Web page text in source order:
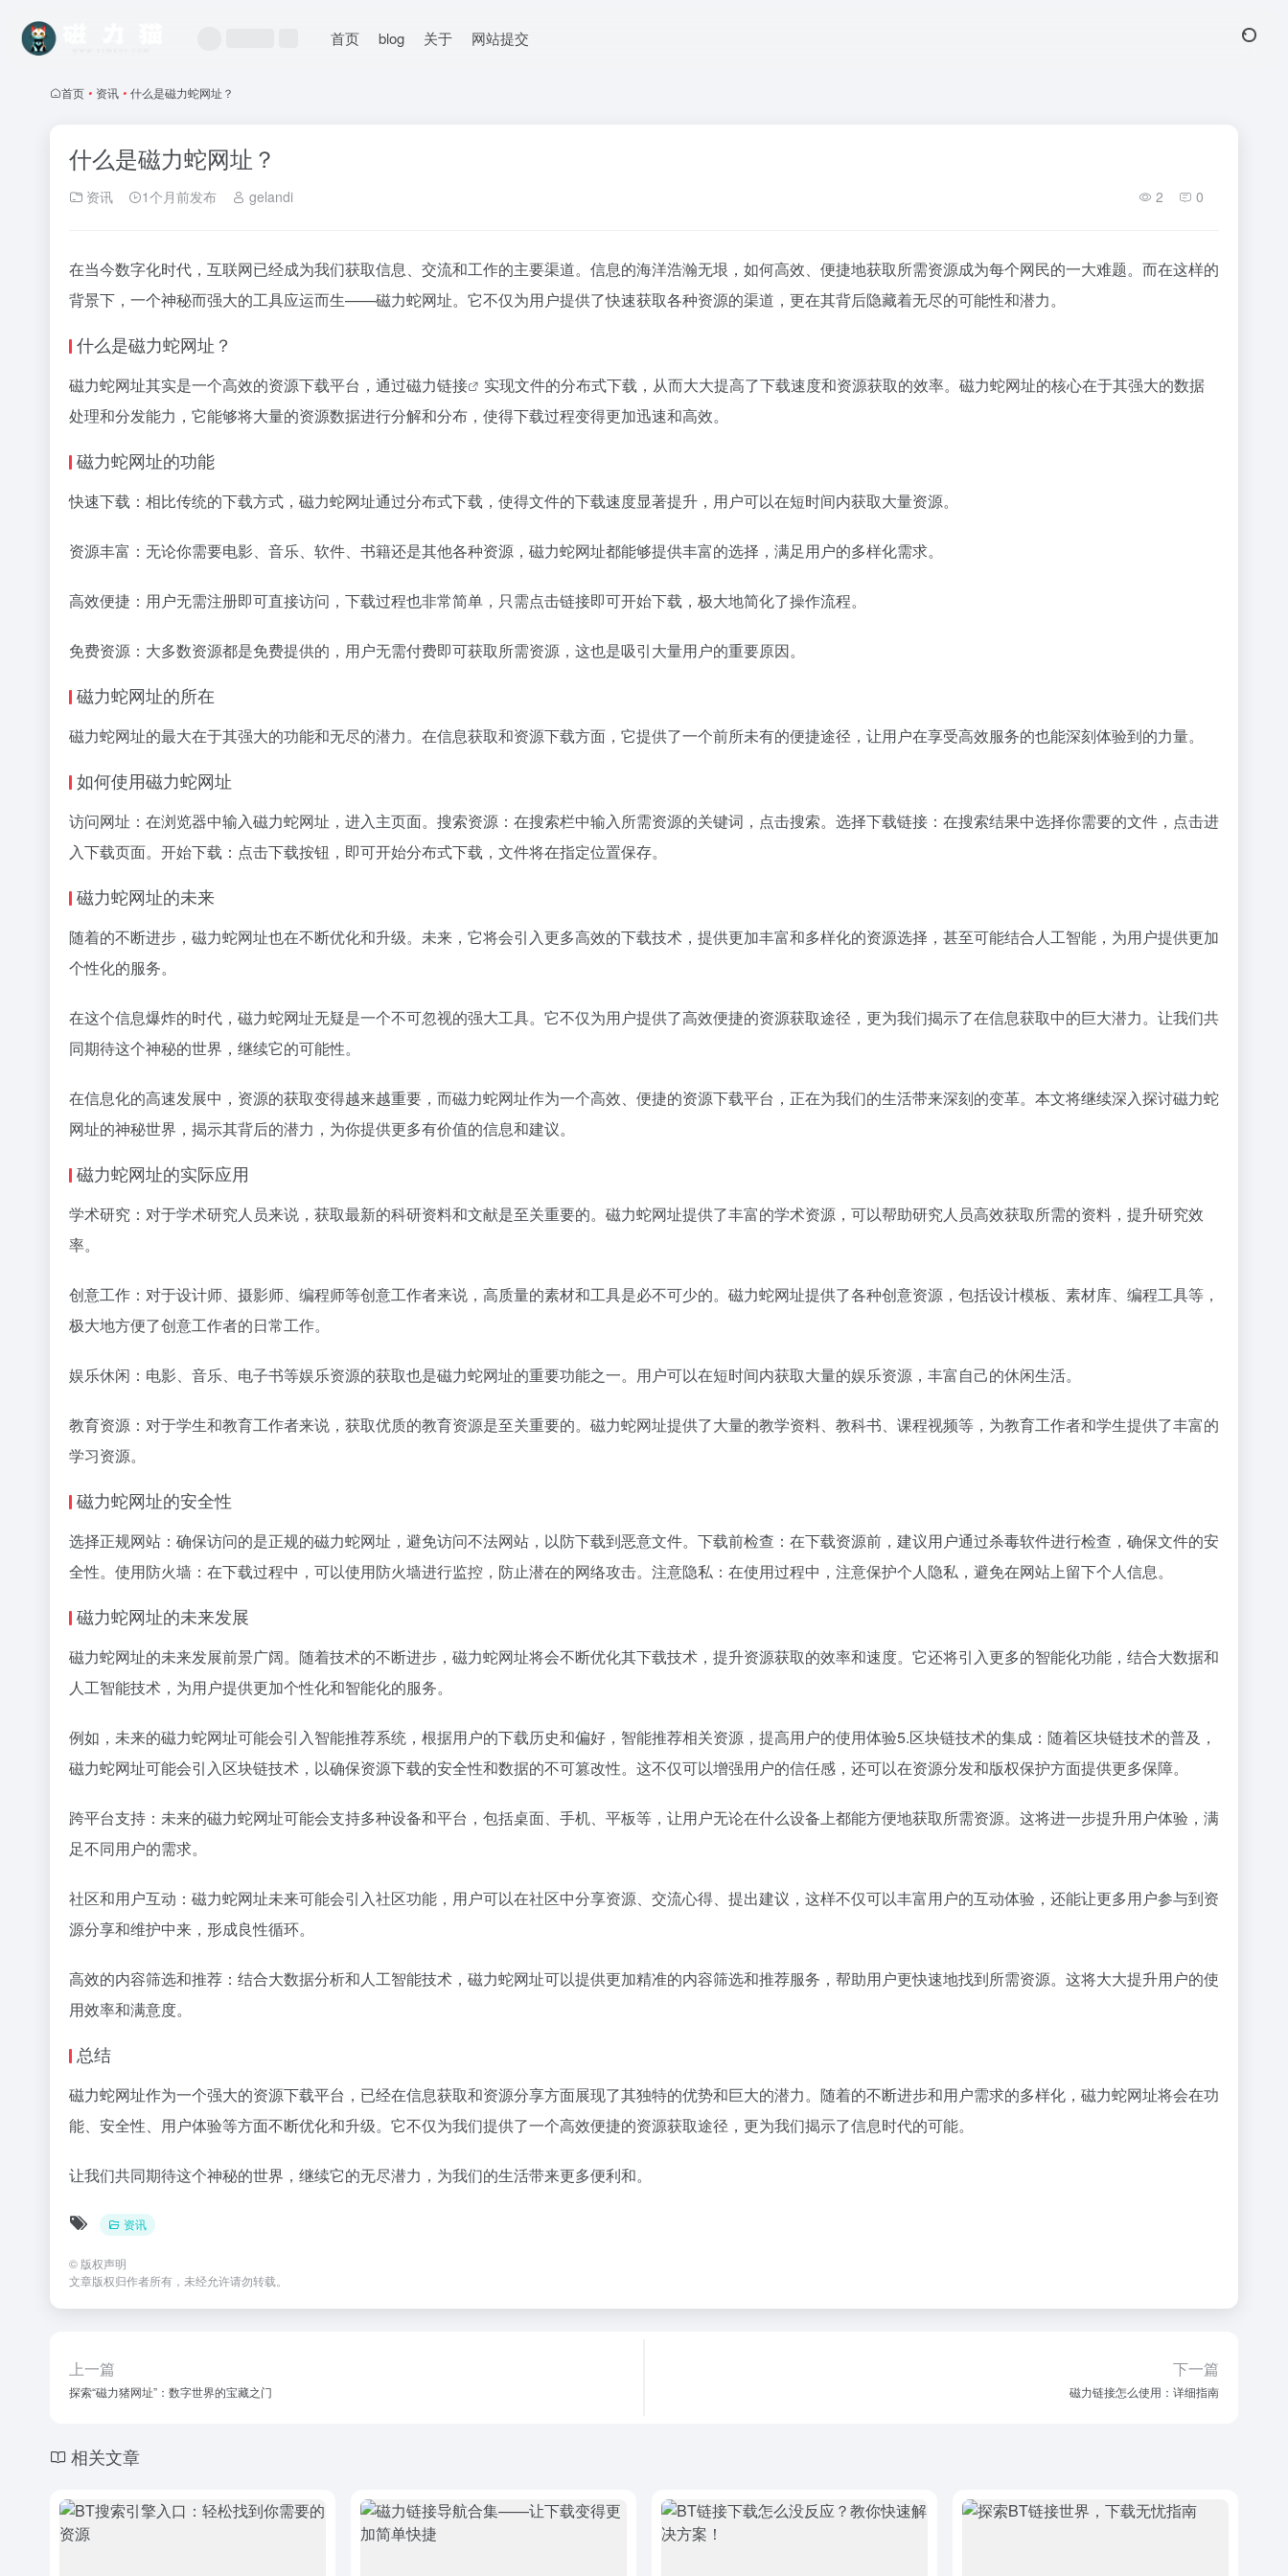
首页 blog 关于 网站提交
首页 • 资讯 • 什么是磁力蛇网址？
什么是磁力蛇网址？
资讯 1个月前发布 gelandi 2 0
在当今数字化时代，互联网已经成为我们获取信息、交流和工作的主要渠道。信息的海洋浩瀚无垠，如何高效、便捷地获取所需资源成为每个网民的一大难题。而在这样的
背景下，一个神秘而强大的工具应运而生——磁力蛇网址。它不仅为用户提供了快速获取各种资源的渠道，更在其背后隐藏着无尽的可能性和潜力。
什么是磁力蛇网址？
磁力蛇网址其实是一个高效的资源下载平台，通过磁力链接
实现文件的分布式下载，从而大大提高了下载速度和资源获取的效率。磁力蛇网址的核心在于其强大的数据
处理和分发能力，它能够将大量的资源数据进行分解和分布，使得下载过程变得更加迅速和高效。
磁力蛇网址的功能
快速下载：相比传统的下载方式，磁力蛇网址通过分布式下载，使得文件的下载速度显著提升，用户可以在短时间内获取大量资源。
资源丰富：无论你需要电影、音乐、软件、书籍还是其他各种资源，磁力蛇网址都能够提供丰富的选择，满足用户的多样化需求。
高效便捷：用户无需注册即可直接访问，下载过程也非常简单，只需点击链接即可开始下载，极大地简化了操作流程。
免费资源：大多数资源都是免费提供的，用户无需付费即可获取所需资源，这也是吸引大量用户的重要原因。
磁力蛇网址的所在
磁力蛇网址的最大在于其强大的功能和无尽的潜力。在信息获取和资源下载方面，它提供了一个前所未有的便捷途径，让用户在享受高效服务的也能深刻体验到的力量。
如何使用磁力蛇网址
访问网址：在浏览器中输入磁力蛇网址，进入主页面。搜索资源：在搜索栏中输入所需资源的关键词，点击搜索。选择下载链接：在搜索结果中选择你需要的文件，点击进
入下载页面。开始下载：点击下载按钮，即可开始分布式下载，文件将在指定位置保存。
磁力蛇网址的未来
随着的不断进步，磁力蛇网址也在不断优化和升级。未来，它将会引入更多高效的下载技术，提供更加丰富和多样化的资源选择，甚至可能结合人工智能，为用户提供更加
个性化的服务。
在这个信息爆炸的时代，磁力蛇网址无疑是一个不可忽视的强大工具。它不仅为用户提供了高效便捷的资源获取途径，更为我们揭示了在信息获取中的巨大潜力。让我们共
同期待这个神秘的世界，继续它的可能性。
在信息化的高速发展中，资源的获取变得越来越重要，而磁力蛇网址作为一个高效、便捷的资源下载平台，正在为我们的生活带来深刻的变革。本文将继续深入探讨磁力蛇
网址的神秘世界，揭示其背后的潜力，为你提供更多有价值的信息和建议。
磁力蛇网址的实际应用
学术研究：对于学术研究人员来说，获取最新的科研资料和文献是至关重要的。磁力蛇网址提供了丰富的学术资源，可以帮助研究人员高效获取所需的资料，提升研究效
率。
创意工作：对于设计师、摄影师、编程师等创意工作者来说，高质量的素材和工具是必不可少的。磁力蛇网址提供了各种创意资源，包括设计模板、素材库、编程工具等，
极大地方便了创意工作者的日常工作。
娱乐休闲：电影、音乐、电子书等娱乐资源的获取也是磁力蛇网址的重要功能之一。用户可以在短时间内获取大量的娱乐资源，丰富自己的休闲生活。
教育资源：对于学生和教育工作者来说，获取优质的教育资源是至关重要的。磁力蛇网址提供了大量的教学资料、教科书、课程视频等，为教育工作者和学生提供了丰富的
学习资源。
磁力蛇网址的安全性
选择正规网站：确保访问的是正规的磁力蛇网址，避免访问不法网站，以防下载到恶意文件。下载前检查：在下载资源前，建议用户通过杀毒软件进行检查，确保文件的安
全性。使用防火墙：在下载过程中，可以使用防火墙进行监控，防止潜在的网络攻击。注意隐私：在使用过程中，注意保护个人隐私，避免在网站上留下个人信息。
磁力蛇网址的未来发展
磁力蛇网址的未来发展前景广阔。随着技术的不断进步，磁力蛇网址将会不断优化其下载技术，提升资源获取的效率和速度。它还将引入更多的智能化功能，结合大数据和
人工智能技术，为用户提供更加个性化和智能化的服务。
例如，未来的磁力蛇网址可能会引入智能推荐系统，根据用户的下载历史和偏好，智能推荐相关资源，提高用户的使用体验5.区块链技术的集成：随着区块链技术的普及，
磁力蛇网址可能会引入区块链技术，以确保资源下载的安全性和数据的不可篡改性。这不仅可以增强用户的信任感，还可以在资源分发和版权保护方面提供更多保障。
跨平台支持：未来的磁力蛇网址可能会支持多种设备和平台，包括桌面、手机、平板等，让用户无论在什么设备上都能方便地获取所需资源。这将进一步提升用户体验，满
足不同用户的需求。
社区和用户互动：磁力蛇网址未来可能会引入社区功能，用户可以在社区中分享资源、交流心得、提出建议，这样不仅可以丰富用户的互动体验，还能让更多用户参与到资
源分享和维护中来，形成良性循环。
高效的内容筛选和推荐：结合大数据分析和人工智能技术，磁力蛇网址可以提供更加精准的内容筛选和推荐服务，帮助用户更快速地找到所需资源。这将大大提升用户的使
用效率和满意度。
总结
磁力蛇网址作为一个强大的资源下载平台，已经在信息获取和资源分享方面展现了其独特的优势和巨大的潜力。随着的不断进步和用户需求的多样化，磁力蛇网址将会在功
能、安全性、用户体验等方面不断优化和升级。它不仅为我们提供了一个高效便捷的资源获取途径，更为我们揭示了信息时代的可能。
让我们共同期待这个神秘的世界，继续它的无尽潜力，为我们的生活带来更多便利和。
资讯
© 版权声明
文章版权归作者所有，未经允许请勿转载。
上一篇
探索“磁力猪网址”：数字世界的宝藏之门
下一篇
磁力链接怎么使用：详细指南
相关文章